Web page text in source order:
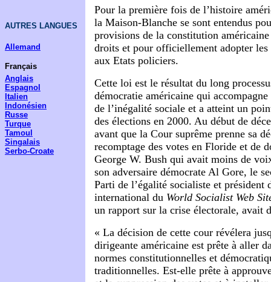
AUTRES LANGUES
Allemand
Français
Anglais
Espagnol
Italien
Indonésien
Russe
Turque
Tamoul
Singalais
Serbo-Croate
Pour la première fois de l’histoire
la Maison-Blanche se sont entendus
provisions de la constitution
droits et pour officiellement adopter les
aux Etats policiers.
Cette loi est le résultat du long
démocratie américaine qui accompagne
de l’inégalité sociale et a atteint un
des élections en 2000. Au début de
avant que la Cour suprême prenne sa
recomptage des votes en Floride et de
George W. Bush qui avait moins de
son adversaire démocrate Al Gore, le
Parti de l’égalité socialiste et président
international du World Socialist Web
un rapport sur la crise électorale, avait
« La décision de cette cour révélera
dirigeante américaine est prête à aller
normes constitutionnelles et
traditionnelles. Est-elle prête à